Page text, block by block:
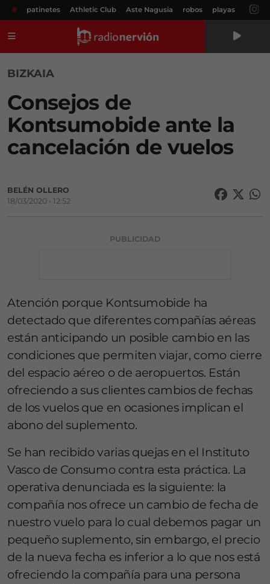
# patinetes Athletic Club Aste Nagusia robos playas
BIZKAIA
Consejos de
Kontsumobide ante la
cancelación de vuelos
BELÉN OLLERO
18/03/2020 • 12:52
PUBLICIDAD
Atención porque Kontsumobide ha
detectado que diferentes compañías aéreas
están anticipando un posible cambio en las
condiciones que permiten viajar, como cierre
del espacio aéreo o de aeropuertos. Están
ofreciendo a sus clientes cambios de fechas
de los vuelos que en ocasiones implican el
abono del suplemento.
Se han recibido varias quejas en el Instituto
Vasco de Consumo contra esta práctica. La
operativa denunciada es la siguiente: la
compañía nos ofrece un cambio de fecha de
nuestro vuelo para lo cual debemos pagar un
pequeño suplemento, sin embargo, el precio
de la nueva fecha es inferior a lo que nos está
ofreciendo la compañía para una persona